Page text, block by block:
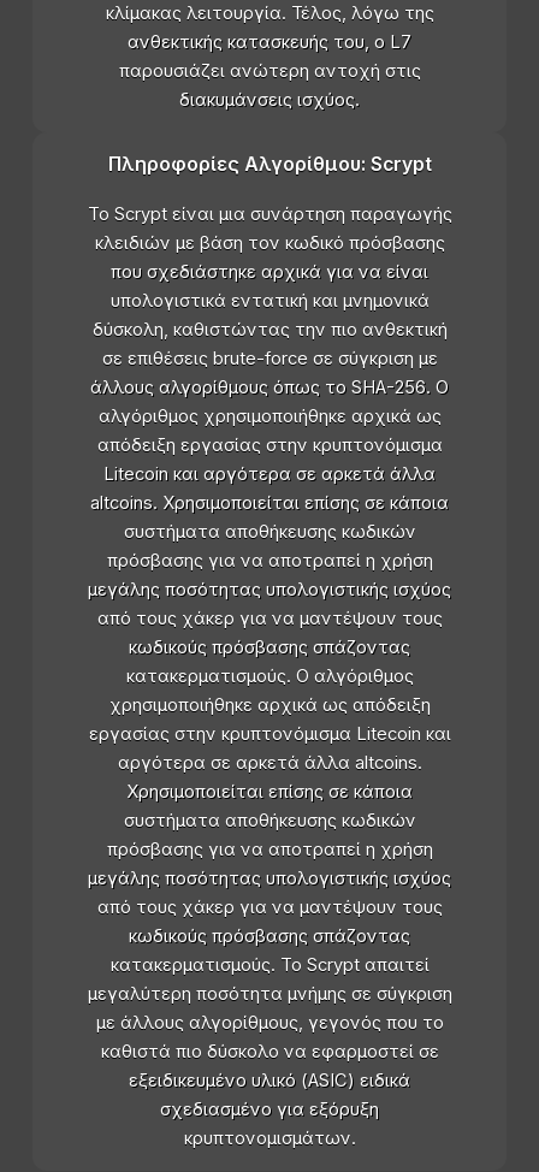
κλίμακας λειτουργία. Τέλος, λόγω της
ανθεκτικής κατασκευής του, ο L7
παρουσιάζει ανώτερη αντοχή στις
διακυμάνσεις ισχύος.
Πληροφορίες Αλγορίθμου: Scrypt
Το Scrypt είναι μια συνάρτηση παραγωγής
κλειδιών με βάση τον κωδικό πρόσβασης
που σχεδιάστηκε αρχικά για να είναι
υπολογιστικά εντατική και μνημονικά
δύσκολη, καθιστώντας την πιο ανθεκτική
σε επιθέσεις brute-force σε σύγκριση με
άλλους αλγορίθμους όπως το SHA-256. Ο
αλγόριθμος χρησιμοποιήθηκε αρχικά ως
απόδειξη εργασίας στην κρυπτονόμισμα
Litecoin και αργότερα σε αρκετά άλλα
altcoins. Χρησιμοποιείται επίσης σε κάποια
συστήματα αποθήκευσης κωδικών
πρόσβασης για να αποτραπεί η χρήση
μεγάλης ποσότητας υπολογιστικής ισχύος
από τους χάκερ για να μαντέψουν τους
κωδικούς πρόσβασης σπάζοντας
κατακερματισμούς. Ο αλγόριθμος
χρησιμοποιήθηκε αρχικά ως απόδειξη
εργασίας στην κρυπτονόμισμα Litecoin και
αργότερα σε αρκετά άλλα altcoins.
Χρησιμοποιείται επίσης σε κάποια
συστήματα αποθήκευσης κωδικών
πρόσβασης για να αποτραπεί η χρήση
μεγάλης ποσότητας υπολογιστικής ισχύος
από τους χάκερ για να μαντέψουν τους
κωδικούς πρόσβασης σπάζοντας
κατακερματισμούς. Το Scrypt απαιτεί
μεγαλύτερη ποσότητα μνήμης σε σύγκριση
με άλλους αλγορίθμους, γεγονός που το
καθιστά πιο δύσκολο να εφαρμοστεί σε
εξειδικευμένο υλικό (ASIC) ειδικά
σχεδιασμένο για εξόρυξη
κρυπτονομισμάτων.